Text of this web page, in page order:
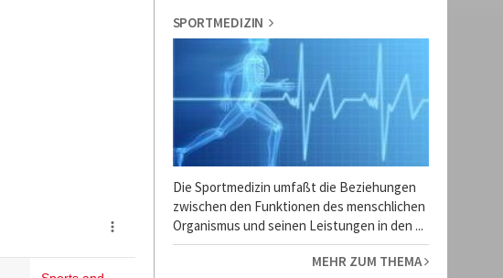
SPORTMEDIZIN
Die Sportmedizin umfaßt die Beziehungen
zwischen den Funktionen des menschlichen
Organismus und seinen Leistungen in den ...
MEHR ZUM THEMA